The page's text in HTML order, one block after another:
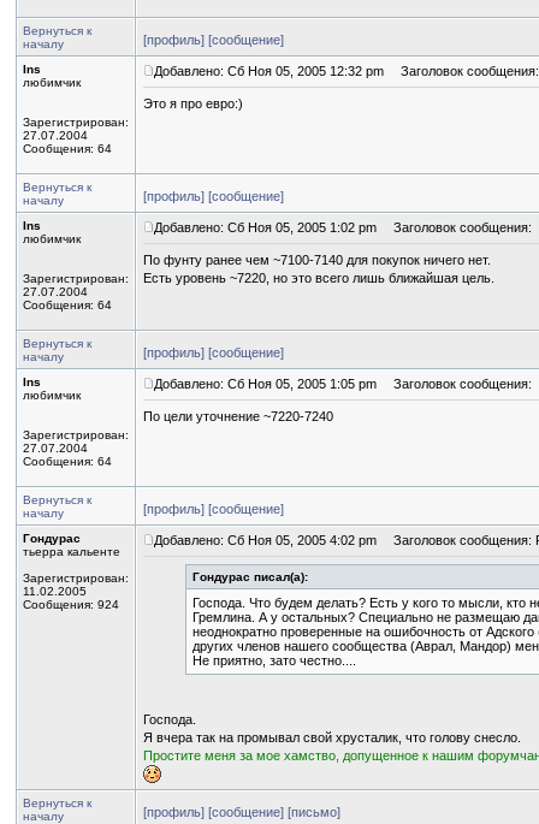
Вернуться к
началу
[профиль] [сообщение]
Ins
любимчик
Зарегистрирован:
27.07.2004
Сообщения: 64
Добавлено: Сб Ноя 05, 2005 12:32 pm Заголовок сообщения:
Это я про евро:)
Вернуться к
началу
[профиль] [сообщение]
Ins
любимчик
Зарегистрирован:
27.07.2004
Сообщения: 64
Добавлено: Сб Ноя 05, 2005 1:02 pm Заголовок сообщения:
По фунту ранее чем ~7100-7140 для покупок ничего нет.
Есть уровень ~7220, но это всего лишь ближайшая цель.
Вернуться к
началу
[профиль] [сообщение]
Ins
любимчик
Зарегистрирован:
27.07.2004
Сообщения: 64
Добавлено: Сб Ноя 05, 2005 1:05 pm Заголовок сообщения:
По цели уточнение ~7220-7240
Вернуться к
началу
[профиль] [сообщение]
Гондурас
тьерра кальенте
Зарегистрирован:
11.02.2005
Сообщения: 924
Добавлено: Сб Ноя 05, 2005 4:02 pm Заголовок сообщения:
Гондурас писал(а):
Господа. Что будем делать? Есть у кого то мысли,
Гремлина. А у остальных? Специально не размещаю
неоднократно проверенные на ошибочность от
других членов нашего сообщества (Аврал, Мандор)
Не приятно, зато честно....
Господа.
Я вчера так на промывал свой хрусталик, что голову снесло.
Простите меня за мое хамство, допущенное к нашим
Вернуться к
началу
[профиль] [сообщение] [письмо]